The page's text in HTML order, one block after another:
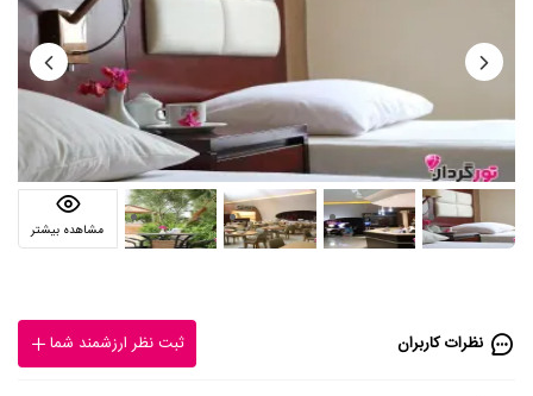
مشاهده بیشتر
نظرات کاربران ثبت نظر ارزشمند شما